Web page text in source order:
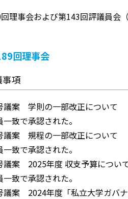
理事会および第143回評議員会
回理事会
項
議案 学則の一部改正について
致で承認された。
議案 規程の一部改正について
致で承認された。
議案 2025年度 収支予算につい
致で承認された。
議案 2024年度「私立大学ガバ